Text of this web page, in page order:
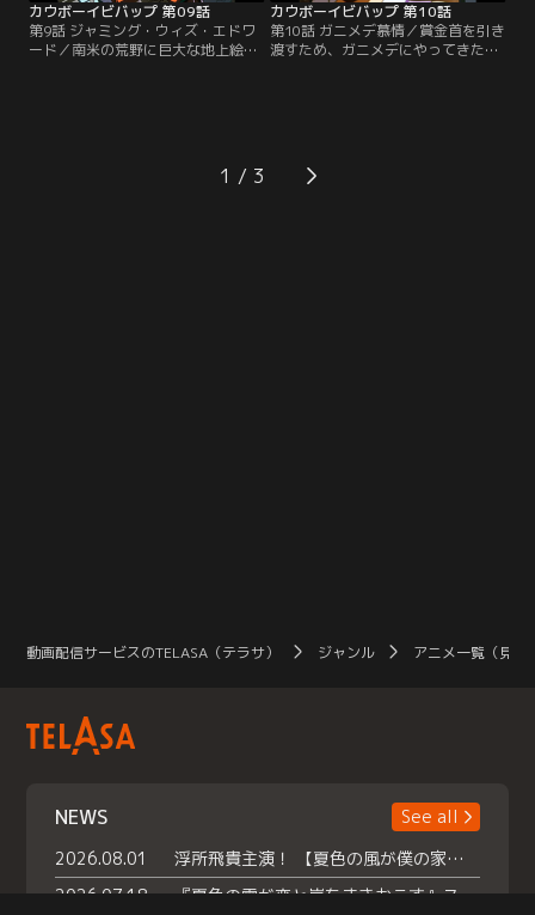
カウボーイビバップ 第09話
第9話 ジャミング・ウィズ・エドワ
ード／南米の荒野に巨大な地上絵が
が怪しいとの情報を得る。その頃、
地上の廃墟の一角では、一人の子供
カウボーイビバップ 第10話
第10話 ガニメデ慕情／賞金首を引き
渡すため、ガニメデにやってきたビ
分の今の恋人・リントだと紹介する
アリサ。一方、スパイクは新たな賞
1
動画配信サービスのTELASA（テラサ） ジャンル アニメ一覧（見放
NEWS
See all
2026.08.01
浮所飛貴主演！ 【夏色の風が僕の家にやってきた】 本日よりテラサで独占配信スタート！
2026.07.18
『夏色の雲が恋と嵐をまきおこす』スペシャルメイキング 【Part1】2026年７月18日（土）23時30分～配信スタート！話題のシーンの裏側を大公開！豪華キャスト大集合！ 『武宮家 真夏の家族会議』開催！